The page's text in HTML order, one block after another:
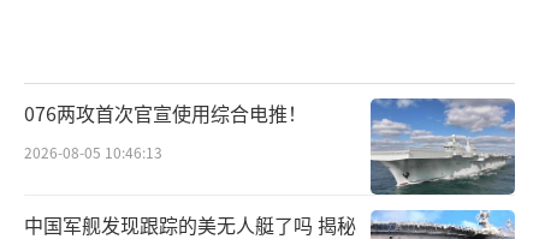
076两攻首次官宣使用综合电推！
2026-08-05 10:46:13
中国军舰发现跟踪的美无人艇了吗 揭秘